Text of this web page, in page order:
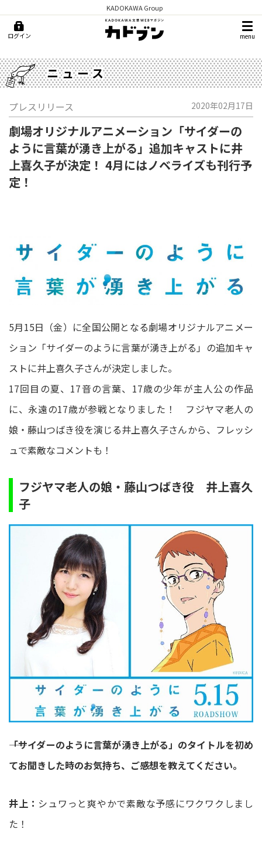
KADOKAWA Group
ログイン menu
ニュース
プレスリリース 2020年02月17日
劇場オリジナルアニメーション「サイダーの
ように言葉が湧き上がる」追加キャストに井
上喜久子が決定！ 4月にはノベライズも刊行予
定！
5月15日（金）に全国公開となる劇場オリジナルアニメー
ション「サイダーのように言葉が湧き上がる」の追加キャ
ストに井上喜久子さんが決定しました。
17回目の夏、17音の言葉、17歳の少年が主人公の作品
に、永遠の17歳が参戦となりました！ フジヤマ老人の
娘・藤山つばき役を演じる井上喜久子さんから、フレッシ
ュで素敵なコメントも！
フジヤマ老人の娘・藤山つばき役 井上喜久
子
――「サイダーのように言葉が湧き上がる」のタイトルを初め
てお聞きした時のお気持ち、ご感想を教えてください。
井上： シュワっと爽やかで素敵な予感にワクワクしまし
た！